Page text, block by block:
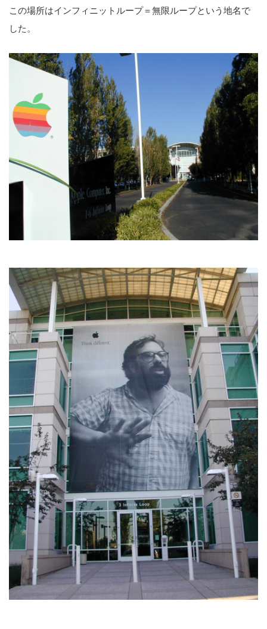
この場所はインフィニットループ＝無限ループという地名で
した。
こ
の
サ
イ
ト
を
検
索
す
る